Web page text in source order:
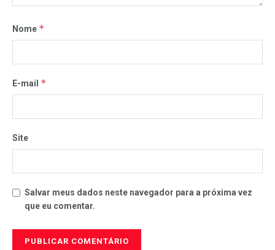
Nome *
E-mail *
Site
Salvar meus dados neste navegador para a próxima vez
que eu comentar.